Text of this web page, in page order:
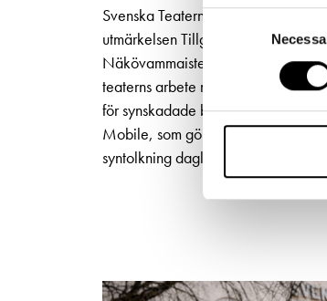
Consent
Selection
Svenska Teatern har tilldelats den
utmärkelsen Tillgänglighetsgärning
Näkövammaisten liitto. Utmärkelsen
teaterns arbete med att utveckla
för synskadade besökare genom
Mobile, som gör det möjligt att
syntolkning dagligen till utvalda